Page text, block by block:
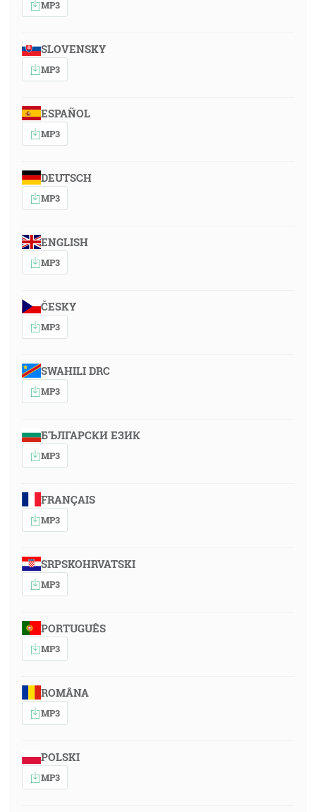
MP3
SLOVENSKY
MP3
ESPAÑOL
MP3
DEUTSCH
MP3
ENGLISH
MP3
ČESKY
MP3
SWAHILI DRC
MP3
БЪЛГАРСКИ ЕЗИК
MP3
FRANÇAIS
MP3
SRPSKOHRVATSKI
MP3
PORTUGUÊS
MP3
ROMÂNA
MP3
POLSKI
MP3